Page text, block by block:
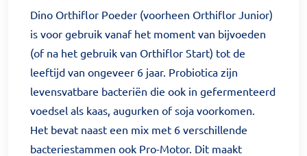
Dino Orthiflor Poeder (voorheen Orthiflor Junior)
is voor gebruik vanaf het moment van bijvoeden
(of na het gebruik van Orthiflor Start) tot de
leeftijd van ongeveer 6 jaar. Probiotica zijn
levensvatbare bacteriën die ook in gefermenteerd
voedsel als kaas, augurken of soja voorkomen.
Het bevat naast een mix met 6 verschillende
bacteriestammen ook Pro-Motor. Dit maakt